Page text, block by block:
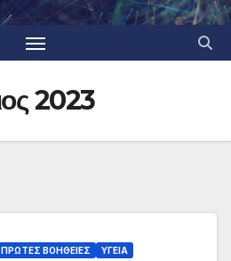
2023
ΠΡΩΤΕΣ ΒΟΗΘΕΙΕΣ ΥΓΕΙΑ